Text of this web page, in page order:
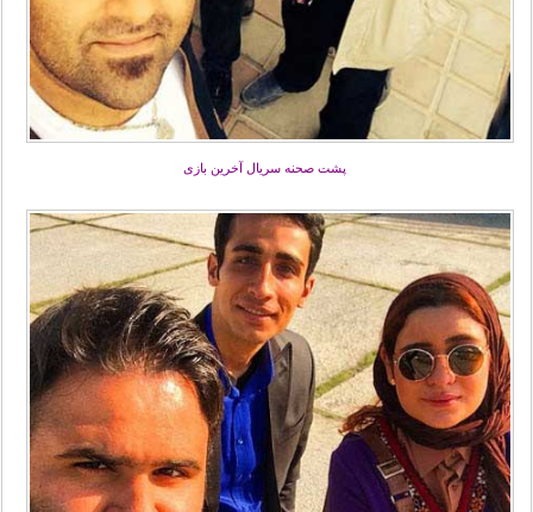
پشت صحنه سریال آخرین بازی